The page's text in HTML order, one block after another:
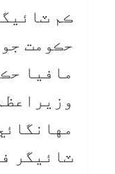
ڪم
حڪومت
مافيا
ٽائيگر